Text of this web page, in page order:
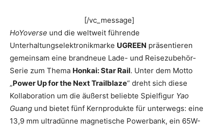
[/vc_message]
HoYoverse und die weltweit führende
Unterhaltungselektronikmarke UGREEN präsentieren
gemeinsam eine brandneue Lade- und Reisezubehör-
Serie zum Thema Honkai: Star Rail. Unter dem Motto
„Power Up for the Next Trailblaze“ dreht sich diese
Kollaboration um die äußerst beliebte Spielfigur Yao
Guang und bietet fünf Kernprodukte für unterwegs: eine
13,9 mm ultradünne magnetische Powerbank, ein 65W-